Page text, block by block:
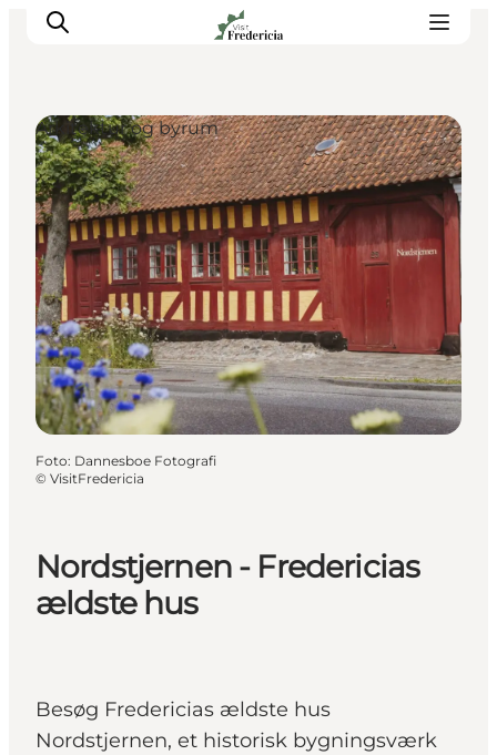
Det sker
Oplevelser
Spisesteder
Overnatning
Planlæg din tur
Book guidet tur
Nordstjernen - Fredericias
ældste hus
Besøg Fredericias ældste hus
Nordstjernen, et historisk bygningsværk
Arkitektur og byrum
Foto: Dannesboe Fotografi
© VisitFredericia